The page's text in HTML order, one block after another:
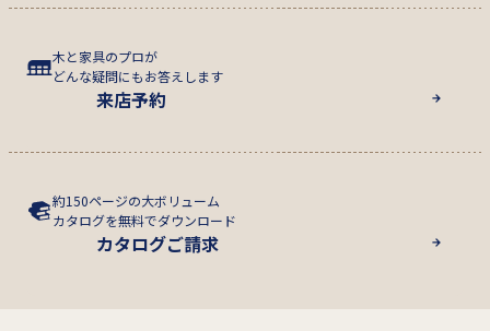
木と家具のプロが
どんな疑問にもお答えします
来店予約
約150ページの大ボリューム
カタログを無料でダウンロード
カタログご請求